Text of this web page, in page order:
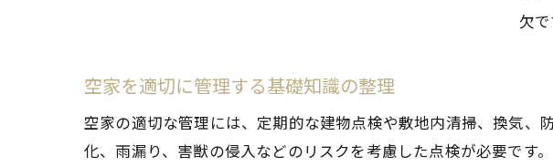
岡崎市
空家バ
補助金を賢く
欠で
空家を適切に管理する基礎知識の整理
空家の適切な管理には、定期的な建物点検や敷地内清掃、換気
化、雨漏り、害獣の侵入などのリスクを考慮した点検が必要です。